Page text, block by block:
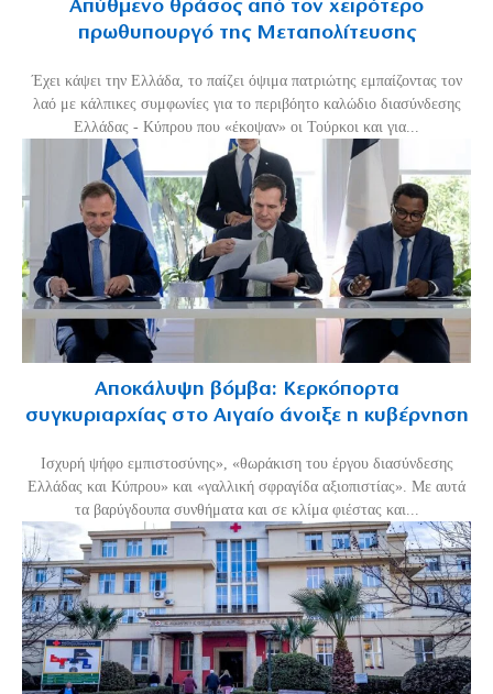
Απύθμενο θράσος από τον χειρότερο
πρωθυπουργό της Μεταπολίτευσης
Έχει κάψει την Ελλάδα, το παίζει όψιμα πατριώτης εμπαίζοντας τον
λαό με κάλπικες συμφωνίες για το περιβόητο καλώδιο διασύνδεσης
Ελλάδας - Κύπρου που «έκοψαν» οι Τούρκοι και για...
Αποκάλυψη βόμβα: Κερκόπορτα
συγκυριαρχίας στο Αιγαίο άνοιξε η κυβέρνηση
Ισχυρή ψήφο εμπιστοσύνης», «θωράκιση του έργου διασύνδεσης
Ελλάδας και Κύπρου» και «γαλλική σφραγίδα αξιοπιστίας». Με αυτά
τα βαρύγδουπα συνθήματα και σε κλίμα φιέστας και...